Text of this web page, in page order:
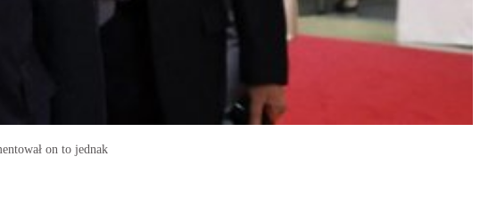
on to jednak